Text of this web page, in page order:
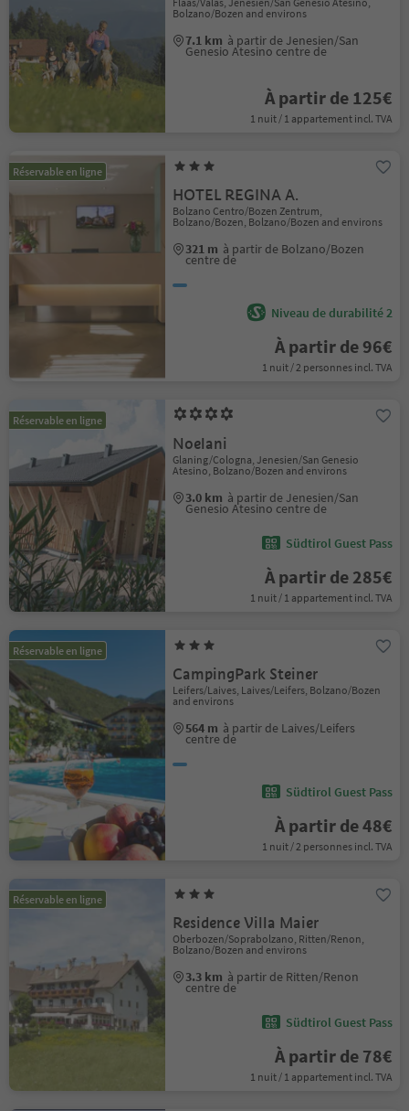
Bolzano/Bozen and environs
7.1 km à partir de Jenesien/San
Genesio Atesino centre de
À partir de 125€
1 nuit / 1 appartement incl. TVA
Réservable en ligne
HOTEL REGINA A.
Bolzano Centro/Bozen Zentrum,
Bolzano/Bozen, Bolzano/Bozen and environs
321 m à partir de Bolzano/Bozen
centre de
Niveau de durabilité 2
À partir de 96€
1 nuit / 2 personnes incl. TVA
Réservable en ligne
Noelani
Glaning/Cologna, Jenesien/San Genesio
Atesino, Bolzano/Bozen and environs
3.0 km à partir de Jenesien/San
Genesio Atesino centre de
Südtirol Guest Pass
À partir de 285€
1 nuit / 1 appartement incl. TVA
Réservable en ligne
CampingPark Steiner
Leifers/Laives, Laives/Leifers, Bolzano/Bozen
and environs
564 m à partir de Laives/Leifers
centre de
Südtirol Guest Pass
À partir de 48€
1 nuit / 2 personnes incl. TVA
Réservable en ligne
Residence Villa Maier
Oberbozen/Soprabolzano, Ritten/Renon,
Bolzano/Bozen and environs
3.3 km à partir de Ritten/Renon
centre de
Südtirol Guest Pass
À partir de 78€
1 nuit / 1 appartement incl. TVA